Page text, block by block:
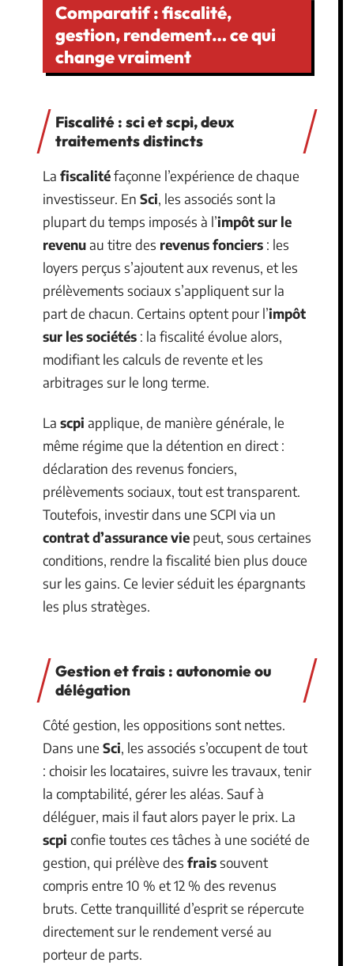
Comparatif : fiscalité,
gestion, rendement… ce qui
change vraiment
Fiscalité : sci et scpi, deux
traitements distincts
La fiscalitéfaçonne l’expérience de chaque
investisseur. En Sci, les associés sont la
plupart du temps imposés à l’impôt sur le
revenuau titre des revenus fonciers : les
loyers perçus s’ajoutent aux revenus, et les
prélèvements sociaux s’appliquent sur la
part de chacun. Certains optent pour l’impôt
sur les sociétés : la fiscalité évolue alors,
modifiant les calculs de revente et les
arbitrages sur le long terme.
La scpi applique, de manière générale, le
même régime que la détention en direct :
déclaration des revenus fonciers,
prélèvements sociaux, tout est transparent.
Toutefois, investir dans une SCPI via un
contrat d’assurance vie peut, sous certaines
conditions, rendre la fiscalité bien plus douce
sur les gains. Ce levier séduit les épargnants
les plus stratèges.
Gestion et frais : autonomie ou
délégation
Côté gestion, les oppositions sont nettes.
Dans une Sci, les associés s’occupent de tout
: choisir les locataires, suivre les travaux, tenir
la comptabilité, gérer les aléas. Sauf à
déléguer, mais il faut alors payer le prix. La
scpi confie toutes ces tâches à une société de
gestion, qui prélève des fraissouvent
compris entre 10 % et 12 % des revenus
bruts. Cette tranquillité d’esprit se répercute
directement sur le rendement versé au
porteur de parts.